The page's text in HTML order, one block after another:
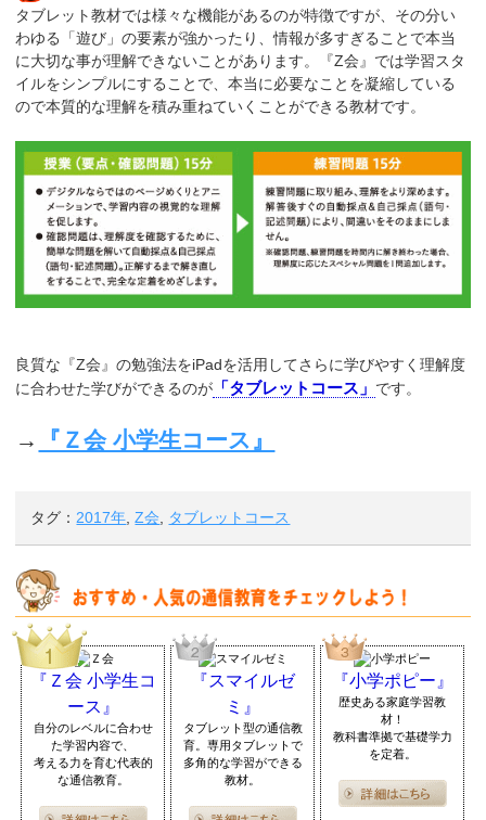
タブレット教材では様々な機能があるのが特徴ですが、その分い
わゆる「遊び」の要素が強かったり、情報が多すぎることで本当
に大切な事が理解できないことがあります。『Z会』では学習スタ
イルをシンプルにすることで、本当に必要なことを凝縮している
ので本質的な理解を積み重ねていくことができる教材です。
良質な『Z会』の勉強法をiPadを活用してさらに学びやすく理解度
に合わせた学びができるのが 「タブレットコース」 です。
→ 『Ｚ会 小学生コース』
タグ： 2017年 ,Z会 タブレットコース
『Ｚ会 小学生コ
ース』
自分のレベルに合わせ
た学習内容で、
考える力を育む代表的
な通信教育。
『スマイルゼ
ミ』
タブレット型の通信教
育。専用タブレットで
多角的な学習ができる
教材。
『小学ポピー』
歴史ある家庭学習教
材！
教科書準拠で基礎学力
を定着。